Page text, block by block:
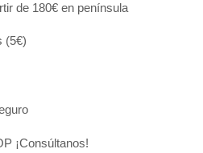
de 180€ en península
(5€)
¡Consúltanos!